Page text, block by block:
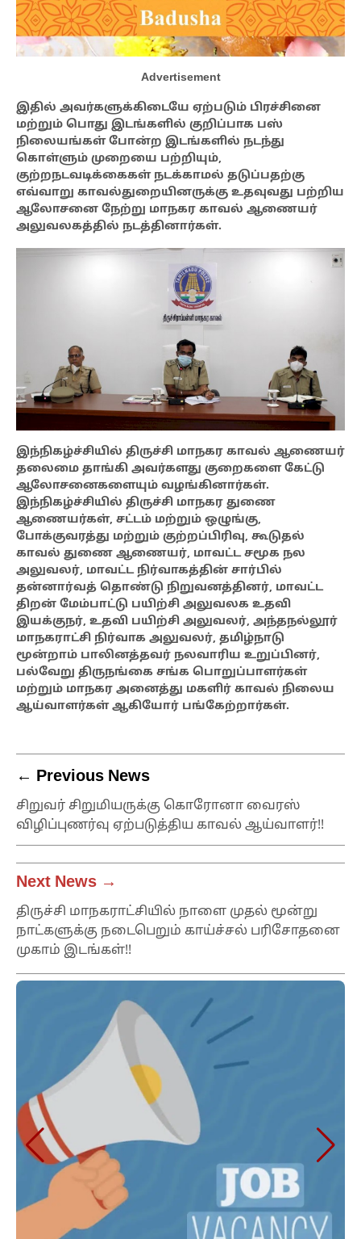
Advertisement
இதில் அவர்களுக்கிடையே ஏற்படும் பிரச்சினை
மற்றும் பொது இடங்களில் குறிப்பாக பஸ்
நிலையங்கள் ‌போன்ற இடங்களில் நடந்து
கொள்ளும் முறையை பற்றியும்,
குற்ற‌நடவடிக்கைகள் நடக்காமல் தடுப்பதற்கு
எவ்வாறு காவல்துறையினருக்கு உதவுவது பற்றிய
ஆலோசனை நேற்று மாநகர காவல் ஆணையர்
அலுவலகத்தில் நடத்தினார்கள்.
இந்நிகழ்ச்சியில் திருச்சி மாநகர காவல் ஆணையர்
தலைமை தாங்கி அவர்களது குறைகளை கேட்டு
ஆலோசனைகளையும் வழங்கினார்கள்.
இந்நிகழ்ச்சியில் திருச்சி மாநகர துணை
ஆணையர்கள், சட்டம் மற்றும் ஒழுங்கு,
போக்குவரத்து மற்றும் குற்றப்பிரிவு, கூடுதல்
காவல் துணை ஆணையர், மாவட்ட சமூக நல
அலுவலர், மாவட்ட நிர்வாகத்தின் சார்பில்
தன்னார்வத் தொண்டு நிறுவனத்தினர், மாவட்ட
திறன் மேம்பாட்டு பயிற்சி அலுவலக உதவி
இயக்குநர், உதவி பயிற்சி அலுவலர், அந்தநல்லூர்
மாநகராட்சி நிர்வாக அலுவலர், தமிழ்நாடு
மூன்றாம் பாலினத்தவர் நலவாரிய உறுப்பினர்,
பல்வேறு திருநங்கை சங்க பொறுப்பாளர்கள்
மற்றும் மாநகர அனைத்து மகளிர் காவல் நிலைய
ஆய்வாளர்கள் ஆகியோர் பங்கேற்றார்கள்.
← Previous News
சிறுவர் சிறுமியருக்கு கொரோனா வைரஸ்
விழிப்புணர்வு ஏற்படுத்திய காவல் ஆய்வாளர்!!
Next News →
திருச்சி மாநகராட்சியில் நாளை முதல் மூன்று
நாட்களுக்கு நடைபெறும் காய்ச்சல் பரிசோதனை
முகாம் இடங்கள்!!